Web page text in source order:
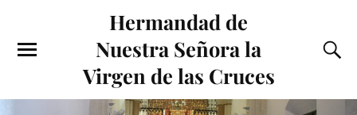
Hermandad de
Nuestra Señora la
Virgen de las Cruces